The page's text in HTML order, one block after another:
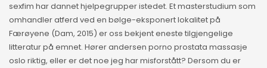
sexfim har dannet hjelpegrupper istedet. Et masterstudium som
omhandler atferd ved en bølge-eksponert lokalitet på
Færøyene (Dam, 2015) er oss bekjent eneste tilgjengelige
litteratur på emnet. Hører andersen porno prostata massasje
oslo riktig, eller er det noe jeg har misforstått? Dersom du er